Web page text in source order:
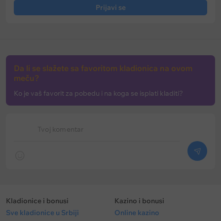
Prijavi se
Tvoj komentar
Da li se slažete sa favoritom kladionica na ovom
meču?
Ko je vaš favorit za pobedu i na koga se isplati kladiti?
Kladionice i bonusi
Sve kladionice u Srbiji
Kazino i bonusi
Online kazino